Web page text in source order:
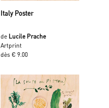
Italy Poster
de Lucile Prache
Artprint
dès € 9.00